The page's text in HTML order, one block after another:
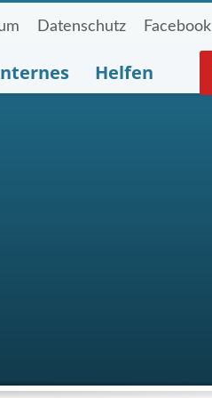
Datenschutz Facebook
Helfen